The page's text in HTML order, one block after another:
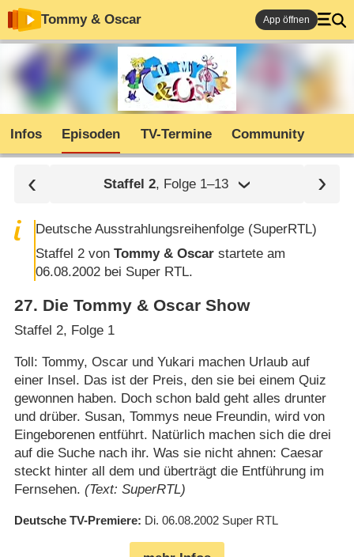
Tommy & Oscar App öffnen
Infos Episoden TV-Termine Community
Staffel 2, Folge 1⁠–⁠13
Deutsche Ausstrahlungsreihenfolge (SuperRTL)
Staffel 2 vonTommy & Oscar startete am
06.08.2002 bei Super RTL.
27. Die Tommy & Oscar Show
Staffel 2, Folge 1
Toll: Tommy, Oscar und Yukari machen Urlaub auf
einer Insel. Das ist der Preis, den sie bei einem Quiz
gewonnen haben. Doch schon bald geht alles drunter
und drüber. Susan, Tommys neue Freundin, wird von
Eingeborenen entführt. Natürlich machen sich die drei
auf die Suche nach ihr. Was sie nicht ahnen: Caesar
steckt hinter all dem und überträgt die Entführung im
Fernsehen. (Text: SuperRTL)
Deutsche TV-Premiere Di. 06.08.2002 Super RTL